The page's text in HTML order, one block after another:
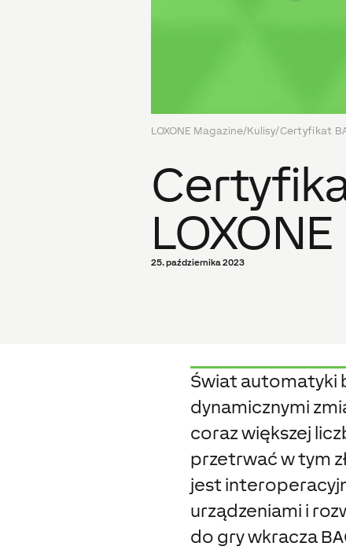
LOXONE Magazine/Kulisy/Certyfikat
LOXONE
25. października 2023
Świat automatyki
dynamicznymi
coraz większej
przetrwać w tym
jest
urządzeniami i
do gry wkracza